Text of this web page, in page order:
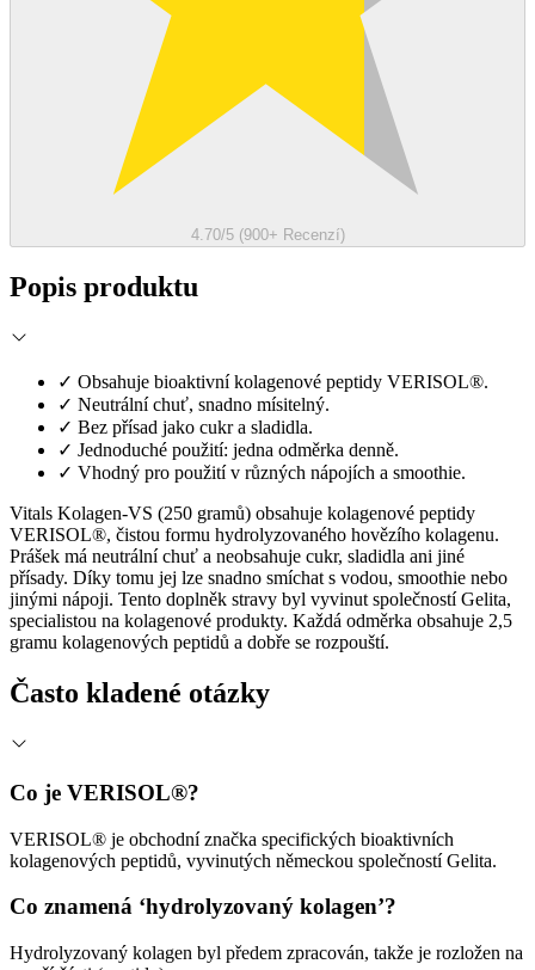
4.70/5 (900+ Recenzí)
Popis produktu
✓ Obsahuje bioaktivní kolagenové peptidy VERISOL®.
✓ Neutrální chuť, snadno mísitelný.
✓ Bez přísad jako cukr a sladidla.
✓ Jednoduché použití: jedna odměrka denně.
✓ Vhodný pro použití v různých nápojích a smoothie.
Vitals Kolagen-VS (250 gramů) obsahuje kolagenové peptidy
VERISOL®, čistou formu hydrolyzovaného hovězího kolagenu.
Prášek má neutrální chuť a neobsahuje cukr, sladidla ani jiné
přísady. Díky tomu jej lze snadno smíchat s vodou, smoothie nebo
jinými nápoji. Tento doplněk stravy byl vyvinut společností Gelita,
specialistou na kolagenové produkty. Každá odměrka obsahuje 2,5
gramu kolagenových peptidů a dobře se rozpouští.
Často kladené otázky
Co je VERISOL®?
VERISOL® je obchodní značka specifických bioaktivních
kolagenových peptidů, vyvinutých německou společností Gelita.
Co znamená ‘hydrolyzovaný kolagen’?
Hydrolyzovaný kolagen byl předem zpracován, takže je rozložen na